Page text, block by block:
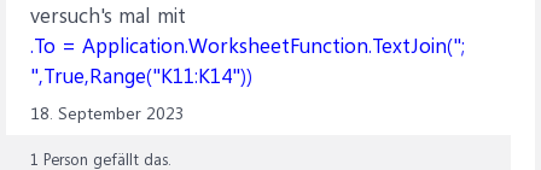
versuch's mal mit
.To = Application.WorksheetFunction.TextJoin(";
",True,Range("K11:K14"))
18. September 2023
1 Person gefällt das.